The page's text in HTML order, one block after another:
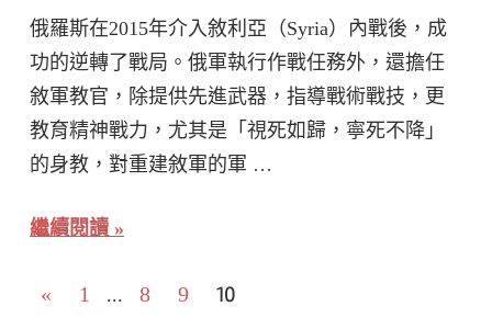
俄羅斯在2015年介入敘利亞（Syria）內戰後，成
功的逆轉了戰局。俄軍執行作戰任務外，還擔任
敘軍教官，除提供先進武器，指導戰術戰技，更
教育精神戰力，尤其是「視死如歸，寧死不降」
的身教，對重建敘軍的軍 …
繼續閱讀
文
« Previous
1 ... 8 9 10